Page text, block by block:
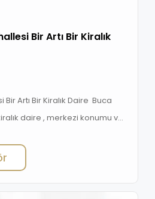
Bir Artı Bir Kiralık
Artı Bir Kiralık Daire Buca
daire , merkezi konumu ve
uygundur. Açık mutfaklı
alanı sunmakta olup, daire
bir yapıya sahiptir. Dogalgaz